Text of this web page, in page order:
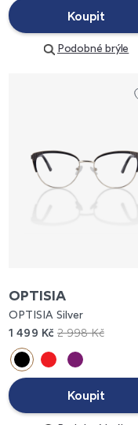
Koupit
Podobné brýle
OPTISIA
OPTISIA Silver
1 499 Kč2 998 Kč
Koupit